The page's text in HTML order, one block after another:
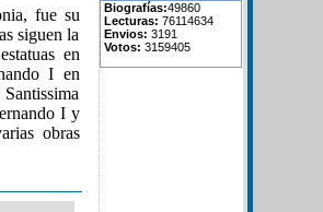
fue su
siguen la
en
I en
I y
obras
Biografías:49860
Lecturas: 76114634
Envios: 3191
Votos: 3159405